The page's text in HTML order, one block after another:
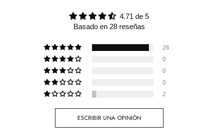
4.71 de 5
Basado en 28 reseñas
26
0
0
0
2
ESCRIBIR UNA OPINIÓN